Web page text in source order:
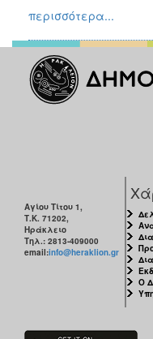
ΤΟΠΟΣ
περισσότερα...
Αγίου Τίτου 1,
Τ.Κ. 71202,
Ηράκλειο
Τηλ.: 2813-409000
email:info@heraklion.gr
Ο